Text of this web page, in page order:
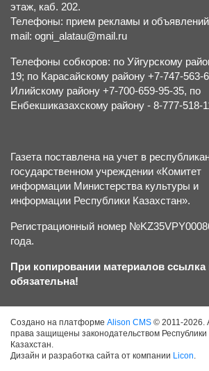
этаж, каб. 202.
Телефоны: прием рекламы и
mail: ogni_alatau@mail.ru
Телефоны собкоров: по Уйгурскому
19; по Карасайскому району +7-747-563-
Илийскому району +7-700-659-95-35, по
Енбекшиказахскому району - 8-777-518-
Газета поставлена на учет в
государственном учреждении «Комитет
информации Министерства культуры и
информации Республики Казахстан».
Регистрационный номер
года.
При копировании материалов ссылка
обязательна!
Создано на платформе Alison CMS © 2011-2026.
права защищены законодательством Республики
Казахстан.
Дизайн и разработка сайта от компании Licon.